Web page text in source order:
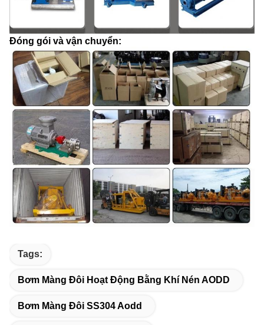
Đóng gói và vận chuyển:
Tags:
Bơm Màng Đôi Hoạt Động Bằng Khí Nén AODD
Bơm Màng Đôi SS304 Aodd